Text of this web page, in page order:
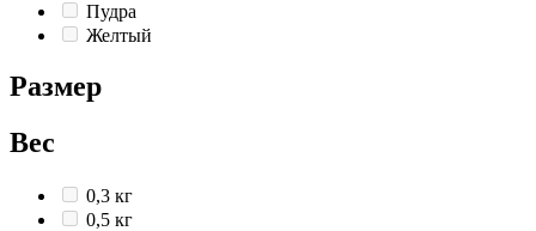
Пудра
Желтый
Размер
Вес
0,3 кг
0,5 кг